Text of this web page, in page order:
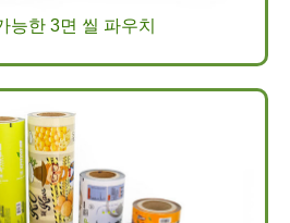
능한 3면 씰 파우치